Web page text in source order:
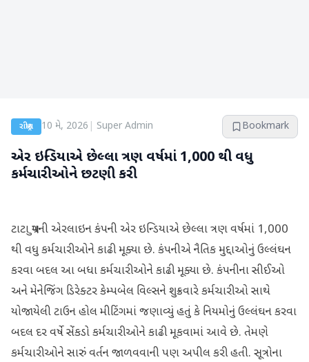
રાષ્ટ્રીય 10 મે, 2026 Super Admin Bookmark
એર ઇન્ડિયાએ છેલ્લા ત્રણ વર્ષમાં 1,000 થી વધુ
કર્મચારીઓને છટણી કરી
ટાટા ગ્રુપની એરલાઇન કંપની એર ઇન્ડિયાએ છેલ્લા ત્રણ વર્ષમાં 1,000
થી વધુ કર્મચારીઓને કાઢી મૂક્યા છે. કંપનીએ નૈતિક મુદ્દાઓનું ઉલ્લંઘન
કરવા બદલ આ બધા કર્મચારીઓને કાઢી મૂક્યા છે. કંપનીના સીઈઓ
અને મેનેજિંગ ડિરેક્ટર કેમ્પબેલ વિલ્સને શુક્રવારે કર્મચારીઓ સાથે
યોજાયેલી ટાઉન હોલ મીટિંગમાં જણાવ્યું હતું કે નિયમોનું ઉલ્લંઘન કરવા
બદલ દર વર્ષે સેંકડો કર્મચારીઓને કાઢી મૂકવામાં આવે છે. તેમણે
કર્મચારીઓને સારું વર્તન જાળવવાની પણ અપીલ કરી હતી. સૂત્રોના